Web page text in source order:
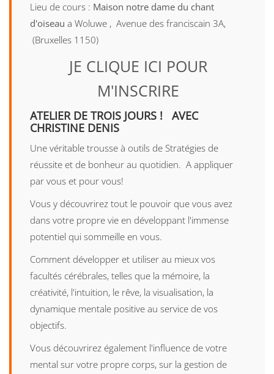
Lieu de cours : Maison notre dame du chant
d'oiseau a Woluwe , Avenue des franciscain 3A,
(Bruxelles 1150)
JE CLIQUE ICI POUR
M'INSCRIRE
ATELIER DE TROIS JOURS ! AVEC
CHRISTINE DENIS
Une véritable trousse à outils de Stratégies de
réussite et de bonheur au quotidien. A appliquer
par vous et pour vous!
Vous y découvrirez tout le pouvoir que vous avez
dans votre propre vie en développant l'immense
potentiel qui sommeille en vous.
Comment développer et utiliser au mieux vos
facultés cérébrales, telles que la mémoire, la
créativité, l'intuition, le rêve, la visualisation, la
dynamique mentale positive au service de vos
objectifs.
Vous découvrirez également l'influence de votre
mental sur votre propre corps, sur la gestion de